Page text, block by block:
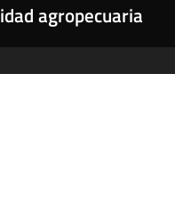
agropecuaria